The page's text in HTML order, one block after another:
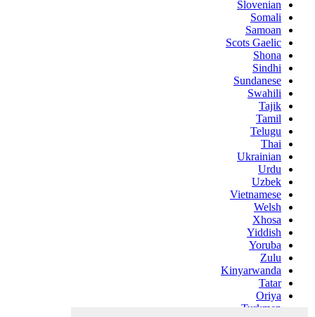
Slovenian
Somali
Samoan
Scots Gaelic
Shona
Sindhi
Sundanese
Swahili
Tajik
Tamil
Telugu
Thai
Ukrainian
Urdu
Uzbek
Vietnamese
Welsh
Xhosa
Yiddish
Yoruba
Zulu
Kinyarwanda
Tatar
Oriya
Turkmen